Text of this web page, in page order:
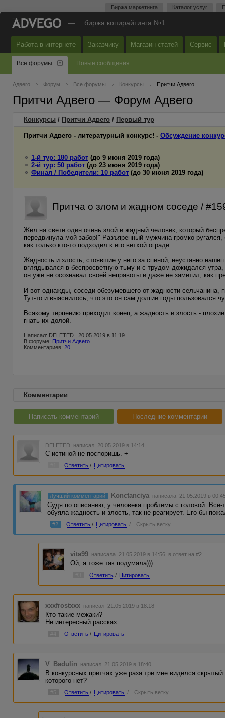
Биржа маркетинга Каталог услуг
— биржа копирайтинга №1
Работа в интернете Заказчику Магазин статей Сервис
Все форумы Новые сообщения
Адвего Форум Все форумы Конкурсы Притчи Адвего
Притчи Адвего — Форум Адвего
Конкурсы / Притчи Адвего / Первый тур
Притчи Адвего - литературный конкурс! - Обсуждение
1-й тур: 180 работ (до 9 июня 2019 года)
2-й тур: 50 работ (до 23 июня 2019 года)
Финал / Победители: 10 работ (до 30 июня 2019 года)
Притча о злом и жадном соседе /
Жил на свете один очень злой и жадный человек, который
передвинула мой забор!" Разъяренный мужчина громко
как только кто-то подходил к его ветхой ограде.
Жадность и злость, стоявшие у него за спиной, неустанно
вглядывался в беспросветную тьму и с трудом дожидался
он уже не осознавал своей неправоты и даже не заметил, как
И вот однажды, соседи обезумевшего от жадности сельчанина,
Тут-то и выяснилось, что это он сам долгие годы пользовался
Всякому терпению приходит конец, а жадность и злость -
гнать их долой.
Написал: DELETED , 20.05.2019 в 11:19
В форуме: Притчи Адвего
Комментариев: 20
Комментарии
Написать комментарий Последние комментарии
DELETED написал 20.05.2019 в 14:14
С истиной не поспоришь. +
Ответить / Цитировать
Лучший комментарий Konctanciya написала 21.05.2019 в
Судя по описанию, у человека проблемы с головой. Все-
обуяла жадность и злость, так не реагирует. Его бы
#2 Ответить / Цитировать / Скрыть ветку
vita99 написала 21.05.2019 в 14:56 в ответ на #2
Ой, я тоже так подумала)))
Ответить / Цитировать
xxxfrostxxx написал 21.05.2019 в 18:18
Кто такие межаки?
Не интересный рассказ.
Ответить / Цитировать
V_Badulin написал 21.05.2019 в 18:40
В конкурсных притчах уже раза три мне виделся
которого нет?
#5 Ответить / Цитировать / Скрыть ветку